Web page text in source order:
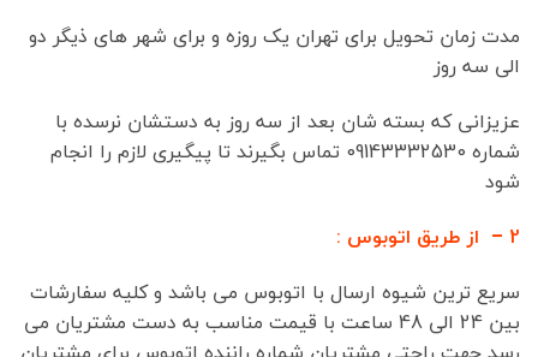
مدت زمان تحویل برای تهران یک روزه و برای شهر های ذیگر دو
الی سه روز
عزیزانی که بسته شان بعد از سه روز به دستشان نرسده با
شماره 09143332530 تماس بگیرند تا پیگیری لازم را انجام
شود
2 – از طریق اتوبوس :
سریع ترین شیوه ارسال با اتوبوس می باشد و کلیه سفارشات
بین 24 الی 48 ساعت با قیمت مناسب به دست مشتریان می